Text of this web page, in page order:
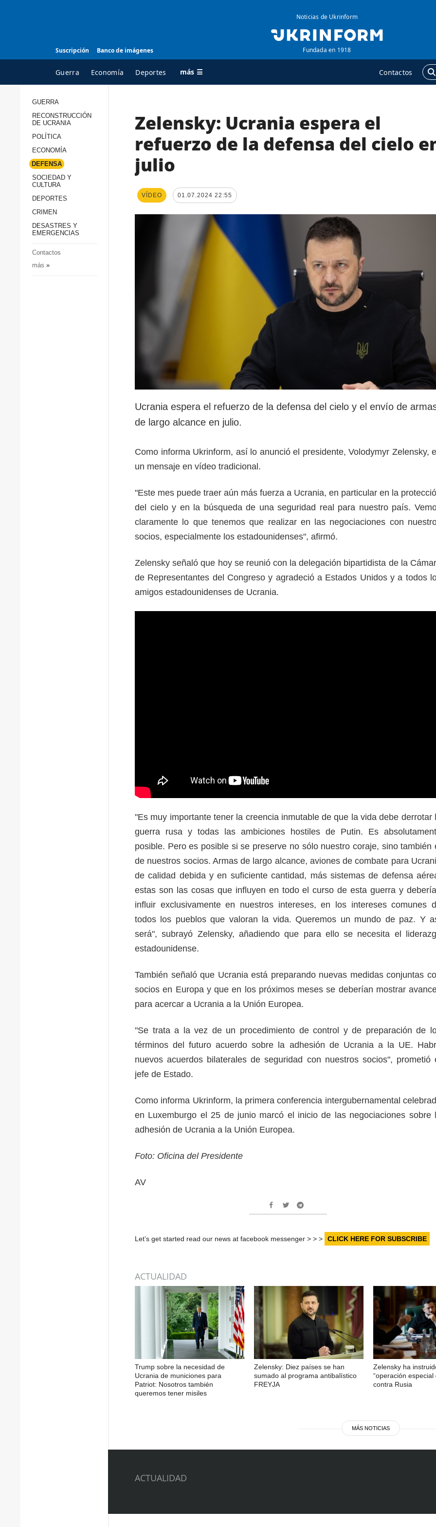
Suscripción Banco de imágenes
Noticias de Ukrinform
Fundada en 1918
Guerra Economía Deportes más ☰ Contactos
TODAS LAS
Reconstrucción de
Sociedad y Cultura
AGENCIA
sobre la agencia
contacto
servicios
protección de datos
personales
ADICIONAL
Podcasts
Publicaciones
Releases
GUERRA
RECONSTRUCCIÓN
DE UCRANIA
POLÍTICA
ECONOMÍA
DEFENSA
SOCIEDAD Y
CULTURA
DEPORTES
CRIMEN
DESASTRES Y
EMERGENCIAS
Contactos
más »
Zelensky: Ucrania espera el
refuerzo de la defensa del cielo
julio
VÍDEO 01.07.2024 22:55
Ucrania espera el refuerzo de la defensa del cielo y el envío de
de largo alcance en julio.
Como informa Ukrinform, así lo anunció el presidente, Volodymyr Zelensky,
un mensaje en vídeo tradicional.
"Este mes puede traer aún más fuerza a Ucrania, en particular en la
del cielo y en la búsqueda de una seguridad real para nuestro país.
claramente lo que tenemos que realizar en las negociaciones con
socios, especialmente los estadounidenses", afirmó.
Zelensky señaló que hoy se reunió con la delegación bipartidista de la
de Representantes del Congreso y agradeció a Estados Unidos y a todos
amigos estadounidenses de Ucrania.
"Es muy importante tener la creencia inmutable de que la vida debe derrotar
guerra rusa y todas las ambiciones hostiles de Putin. Es
posible. Pero es posible si se preserve no sólo nuestro coraje, sino también
de nuestros socios. Armas de largo alcance, aviones de combate para
de calidad debida y en suficiente cantidad, más sistemas de defensa
estas son las cosas que influyen en todo el curso de esta guerra y
influir exclusivamente en nuestros intereses, en los intereses comunes
todos los pueblos que valoran la vida. Queremos un mundo de paz. Y
será", subrayó Zelensky, añadiendo que para ello se necesita el
estadounidense.
También señaló que Ucrania está preparando nuevas medidas conjuntas
socios en Europa y que en los próximos meses se deberían mostrar
para acercar a Ucrania a la Unión Europea.
"Se trata a la vez de un procedimiento de control y de preparación de
términos del futuro acuerdo sobre la adhesión de Ucrania a la UE.
nuevos acuerdos bilaterales de seguridad con nuestros socios", prometió
jefe de Estado.
Como informa Ukrinform, la primera conferencia intergubernamental
en Luxemburgo el 25 de junio marcó el inicio de las negociaciones sobre
adhesión de Ucrania a la Unión Europea.
Foto: Oficina del Presidente
AV
Let’s get started read our news at facebook messenger > > > CLICK HERE FOR SUBSCRIBE
ACTUALIDAD
Trump sobre la necesidad de
Ucrania de municiones para
Patriot: Nosotros también
queremos tener misiles
Zelensky: Diez países se han
sumado al programa antibalístico
FREYJA
Zelensky ha
“operación especial
contra Rusia
MÁS NOTICIAS
ACTUALIDAD